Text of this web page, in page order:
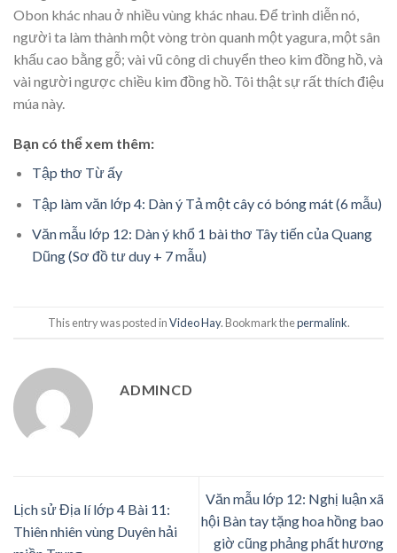
Obon khác nhau ở nhiều vùng khác nhau. Để trình diễn nó,
người ta làm thành một vòng tròn quanh một yagura, một sân
khấu cao bằng gỗ; vài vũ công di chuyển theo kim đồng hồ, và
vài người ngược chiều kim đồng hồ. Tôi thật sự rất thích điệu
múa này.
Bạn có thể xem thêm:
Tập thơ Từ ấy
Tập làm văn lớp 4: Dàn ý Tả một cây có bóng mát (6 mẫu)
Văn mẫu lớp 12: Dàn ý khổ 1 bài thơ Tây tiến của Quang
Dũng (Sơ đồ tư duy + 7 mẫu)
This entry was posted inVideo Hay. Bookmark thepermalink.
ADMINCD
Lịch sử Địa lí lớp 4 Bài 11:
Thiên nhiên vùng Duyên hải
Văn mẫu lớp 12: Nghị luận xã
hội Bàn tay tặng hoa hồng bao
giờ cũng phảng phất hương